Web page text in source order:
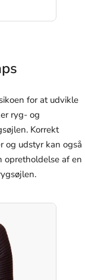
for at udvikle
ryg- og
Korrekt
og udstyr kan også
opretholdelse af en